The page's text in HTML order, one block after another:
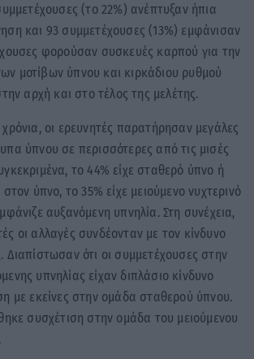
(το 22%) ανέπτυξαν ήπια
και 93 συμμετέχουσες (13%) εμφάνισαν
φορούσαν συσκευές καρπού για την
μοτίβων ύπνου και κιρκάδιου ρυθμού
αρχή και στο τέλος της μελέτης.
οι ερευνητές παρατήρησαν μεγάλες
ύπνου σε περισσότερες από τις μισές
το 44% είχε σταθερό ύπνο ή
στον ύπνο, το 35% είχε μειούμενο νυχτερινό
αυξανόμενη υπνηλία. Στη συνέχεια,
οι αλλαγές συνδέονταν με τον κίνδυνο
Διαπίστωσαν ότι οι συμμετέχουσες στην
υπνηλίας είχαν διπλάσιο κίνδυνο
με εκείνες στην ομάδα σταθερού ύπνου.
συσχέτιση στην ομάδα του μειούμενου